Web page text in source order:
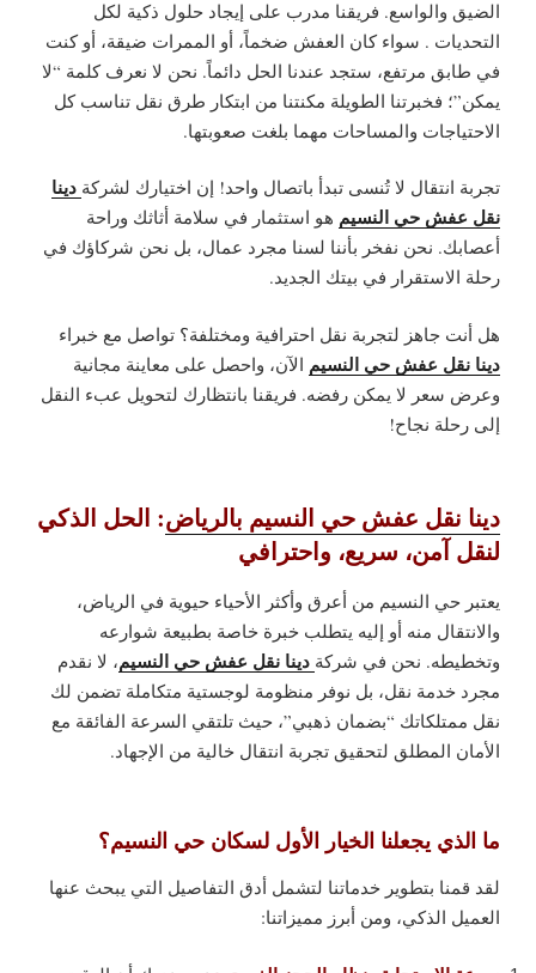
الضيق والواسع. فريقنا مدرب على إيجاد حلول ذكية لكل
التحديات . سواء كان العفش ضخماً، أو الممرات ضيقة، أو كنت
في طابق مرتفع، ستجد عندنا الحل دائماً. نحن لا نعرف كلمة “لا
يمكن”؛ فخبرتنا الطويلة مكنتنا من ابتكار طرق نقل تناسب كل
الاحتياجات والمساحات مهما بلغت صعوبتها.
تجربة انتقال لا تُنسى تبدأ باتصال واحد! إن اختيارك لشركة دينا
نقل عفش حي النسيم هو استثمار في سلامة أثاثك وراحة
أعصابك. نحن نفخر بأننا لسنا مجرد عمال، بل نحن شركاؤك في
رحلة الاستقرار في بيتك الجديد.
هل أنت جاهز لتجربة نقل احترافية ومختلفة؟ تواصل مع خبراء
دينا نقل عفش حي النسيم الآن، واحصل على معاينة مجانية
وعرض سعر لا يمكن رفضه. فريقنا بانتظارك لتحويل عبء النقل
إلى رحلة نجاح!
دينا نقل عفش حي النسيم بالرياض: الحل الذكي
لنقل آمن، سريع، واحترافي
يعتبر حي النسيم من أعرق وأكثر الأحياء حيوية في الرياض،
والانتقال منه أو إليه يتطلب خبرة خاصة بطبيعة شوارعه
وتخطيطه. نحن في شركة دينا نقل عفش حي النسيم، لا نقدم
مجرد خدمة نقل، بل نوفر منظومة لوجستية متكاملة تضمن لك
نقل ممتلكاتك “بضمان ذهبي”، حيث تلتقي السرعة الفائقة مع
الأمان المطلق لتحقيق تجربة انتقال خالية من الإجهاد.
ما الذي يجعلنا الخيار الأول لسكان حي النسيم؟
لقد قمنا بتطوير خدماتنا لتشمل أدق التفاصيل التي يبحث عنها
العميل الذكي، ومن أبرز مميزاتنا: